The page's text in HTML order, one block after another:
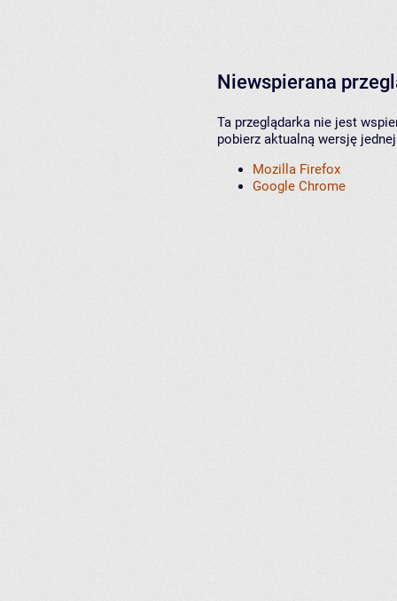
Niewspierana
Ta przeglądarka nie jest
pobierz aktualną wersję
Mozilla Firefox
Google Chrome